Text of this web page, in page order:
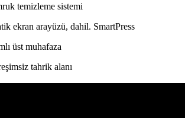
temizleme sistemi
ekran arayüzü, dahil. SmartPress
üst muhafaza
tahrik alanı